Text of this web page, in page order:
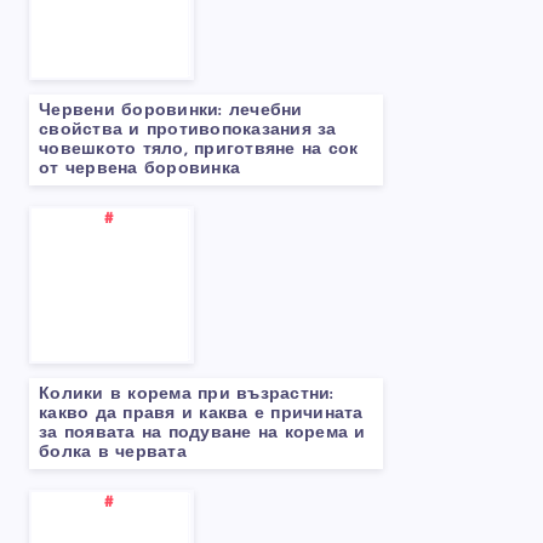
Червени боровинки: лечебни
свойства и противопоказания за
човешкото тяло, приготвяне на сок
от червена боровинка
Колики в корема при възрастни:
какво да правя и каква е причината
за появата на подуване на корема и
болка в червата